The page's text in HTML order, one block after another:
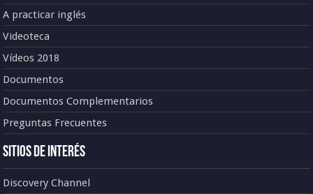
A practicar inglés
Videoteca
Vídeos 2018
Documentos
Documentos Complementarios
Preguntas Frecuentes
Sitios de Interés
Discovery Channel